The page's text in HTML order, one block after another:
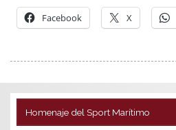
Facebook X
Homenaje del Sport Marítimo